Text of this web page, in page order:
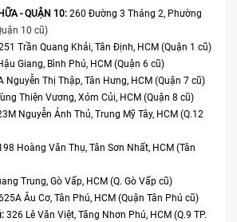
- QUẬN 10: 260 Đường 3 Tháng 2, Phường
10 cũ)
Trần Quang Khải, Tân Định, HCM (Quận 1 cũ)
Giang, Bình Phú, HCM (Quận 6 cũ)
Nguyễn Thị Thập, Tân Hưng, HCM (Quận 7 cũ)
Thiện Vương, Xóm Củi, HCM (Quận 8 cũ)
Nguyễn Ảnh Thủ, Trung Mỹ Tây, HCM (Q.12
Hoàng Văn Thụ, Tân Sơn Nhất, HCM (Tân
Trung, Gò Vấp, HCM (Q. Gò Vấp cũ)
Âu Cơ, Tân Phú, HCM (Quận Tân Phú cũ)
326 Lê Văn Việt, Tăng Nhơn Phú, HCM (Q.9 TP.